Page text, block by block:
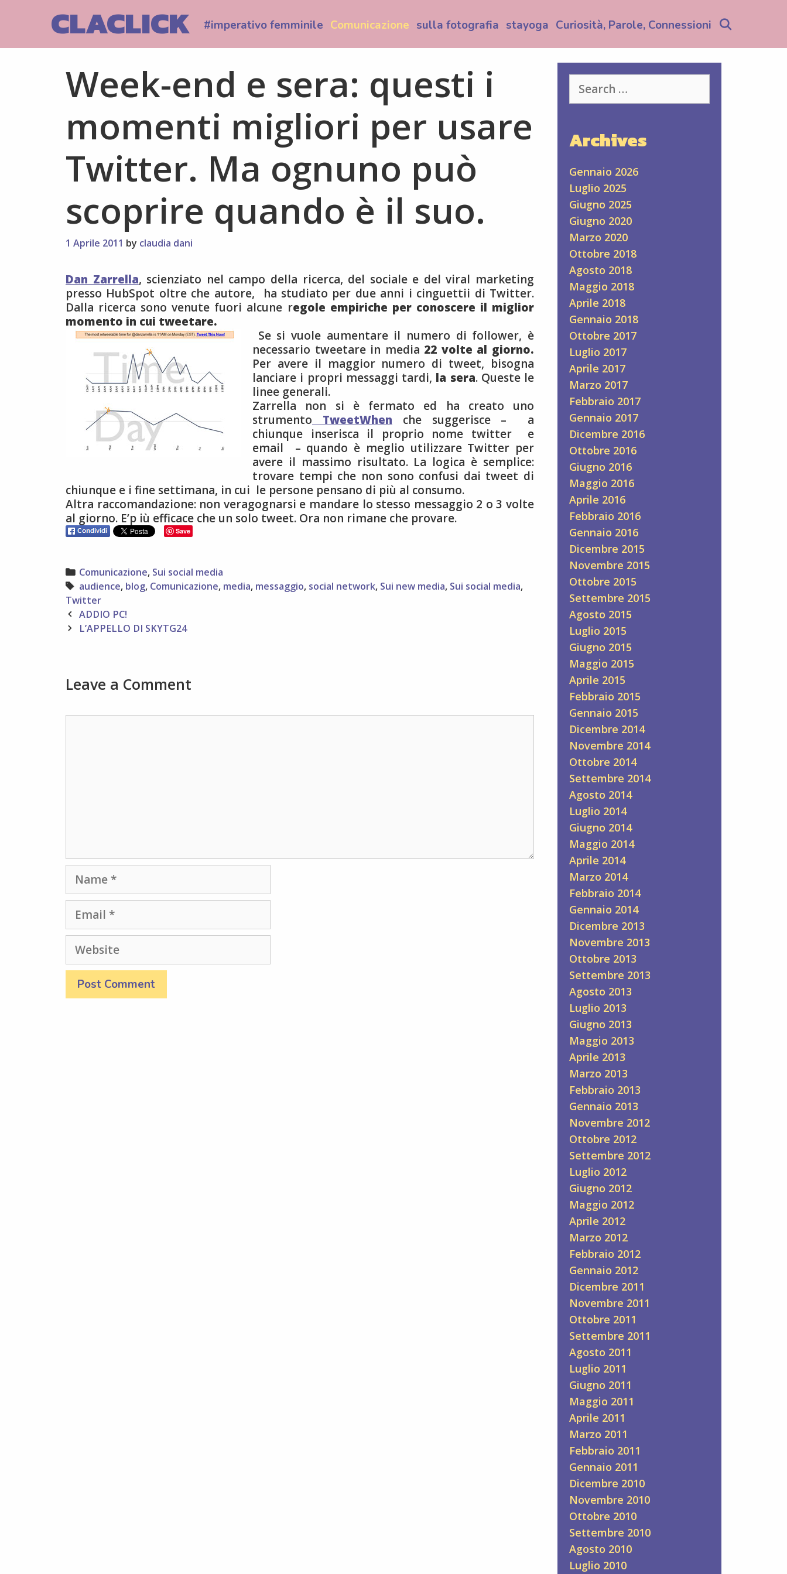
CLACLICK #imperativo femminile Comunicazione sulla fotografia stayoga Curiosità, Parole, Connessioni
Week-end e sera: questi i
momenti migliori per usare
Twitter. Ma ognuno può
scoprire quando è il suo.
1 Aprile 2011 by claudia dani
Dan Zarrella, scienziato nel campo della ricerca, del sociale e del viral marketing
presso HubSpot oltre che autore, ha studiato per due anni i cinguettii di Twitter.
Dalla ricerca sono venute fuori alcune regole empiriche per conoscere il miglior
momento in cui tweetare.
Se si vuole aumentare il numero di follower, è
necessario tweetare in media 22 volte al giorno.
Per avere il maggior numero di tweet, bisogna
lanciare i propri messaggi tardi, la sera. Queste le
linee generali.
Zarrella non si è fermato ed ha creato uno
strumento TweetWhen che suggerisce – a
chiunque inserisca il proprio nome twitter e
email – quando è meglio utilizzare Twitter per
avere il massimo risultato. La logica è semplice:
trovare tempi che non sono confusi dai tweet di
chiunque e i fine settimana, in cui le persone pensano di più al consumo.
Altra raccomandazione: non veragognarsi e mandare lo stesso messaggio 2 o 3 volte
al giorno. E’p iù efficace che un solo tweet. Ora non rimane che provare.
Save
Categories
Comunicazione, Sui social media
Tags
audience, blog, Comunicazione, media, messaggio, social network, Sui new media, Sui social media,
Twitter
Post
navigation
ADDIO PC!
L’APPELLO DI SKYTG24
Leave a Comment
Website
for:
Archives
Gennaio 2026
Luglio 2025
Giugno 2025
Giugno 2020
Marzo 2020
Ottobre 2018
Agosto 2018
Maggio 2018
Aprile 2018
Gennaio 2018
Ottobre 2017
Luglio 2017
Aprile 2017
Marzo 2017
Febbraio 2017
Gennaio 2017
Dicembre 2016
Ottobre 2016
Giugno 2016
Maggio 2016
Aprile 2016
Febbraio 2016
Gennaio 2016
Dicembre 2015
Novembre 2015
Ottobre 2015
Settembre 2015
Agosto 2015
Luglio 2015
Giugno 2015
Maggio 2015
Aprile 2015
Febbraio 2015
Gennaio 2015
Dicembre 2014
Novembre 2014
Ottobre 2014
Settembre 2014
Agosto 2014
Luglio 2014
Giugno 2014
Maggio 2014
Aprile 2014
Marzo 2014
Febbraio 2014
Gennaio 2014
Dicembre 2013
Novembre 2013
Ottobre 2013
Settembre 2013
Agosto 2013
Luglio 2013
Giugno 2013
Maggio 2013
Aprile 2013
Marzo 2013
Febbraio 2013
Gennaio 2013
Novembre 2012
Ottobre 2012
Settembre 2012
Luglio 2012
Giugno 2012
Maggio 2012
Aprile 2012
Marzo 2012
Febbraio 2012
Gennaio 2012
Dicembre 2011
Novembre 2011
Ottobre 2011
Settembre 2011
Agosto 2011
Luglio 2011
Giugno 2011
Maggio 2011
Aprile 2011
Marzo 2011
Febbraio 2011
Gennaio 2011
Dicembre 2010
Novembre 2010
Ottobre 2010
Settembre 2010
Agosto 2010
Luglio 2010